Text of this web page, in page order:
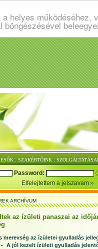
helyes
böngészésével
: SZAKÉRTŐINK :
Password:
Elfelejtettem a jelszavam
ARCHÍVUM
az ízületi panaszai az
merevség az ízületei gyulladás
- A jól kezelt ízületi gyulladás